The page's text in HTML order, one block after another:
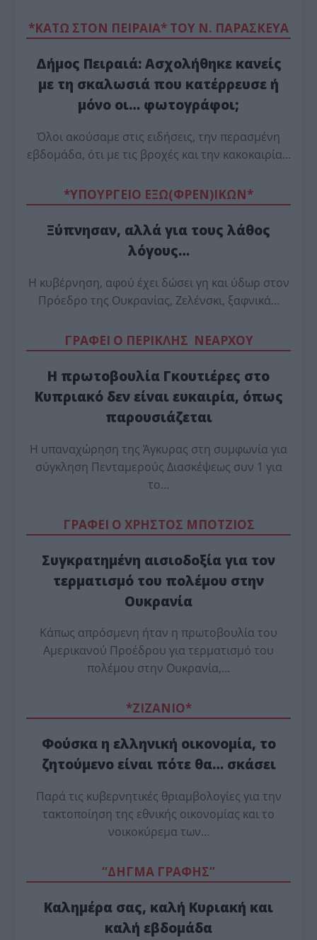
*ΚΑΤΩ ΣΤΟΝ ΠΕΙΡΑΙΑ* ΤΟΥ Ν. ΠΑΡΑΣΚΕΥΑ
Δήμος Πειραιά: Ασχολήθηκε κανείς
με τη σκαλωσιά που κατέρρευσε ή
μόνο οι… φωτογράφοι;
Όλοι ακούσαμε στις ειδήσεις, την περασμένη
εβδομάδα, ότι με τις βροχές και την κακοκαιρία…
*ΥΠΟΥΡΓΕΙΟ ΕΞΩ(ΦΡΕΝ)ΙΚΩΝ*
Ξύπνησαν, αλλά για τους λάθος
λόγους…
Η κυβέρνηση, αφού έχει δώσει γη και ύδωρ στον
Πρόεδρο της Ουκρανίας, Ζελένσκι, ξαφνικά…
ΓΡΑΦΕΙ Ο ΠΕΡΙΚΛΗΣ ΝΕΑΡΧΟΥ
Η πρωτοβουλία Γκουτιέρες στο
Κυπριακό δεν είναι ευκαιρία, όπως
παρουσιάζεται
Η υπαναχώρηση της Άγκυρας στη συμφωνία για
σύγκληση Πενταμερούς Διασκέψεως συν 1 για
το…
ΓΡΑΦΕΙ Ο ΧΡΗΣΤΟΣ ΜΠΟΤΖΙΟΣ
Συγκρατημένη αισιοδοξία για τον
τερματισμό του πολέμου στην
Ουκρανία
Κάπως απρόσμενη ήταν η πρωτοβουλία του
Αμερικανού Προέδρου για τερματισμό του
πολέμου στην Ουκρανία,…
*ZΙΖΑΝΙΟ*
Φούσκα η ελληνική οικονομία, το
ζητούμενο είναι πότε θα… σκάσει
Παρά τις κυβερνητικές θριαμβολογίες για την
τακτοποίηση της εθνικής οικονομίας και το
νοικοκύρεμα των…
“ΔΗΓΜΑ ΓΡΑΦΗΣ”
Καλημέρα σας, καλή Κυριακή και
καλή εβδομάδα